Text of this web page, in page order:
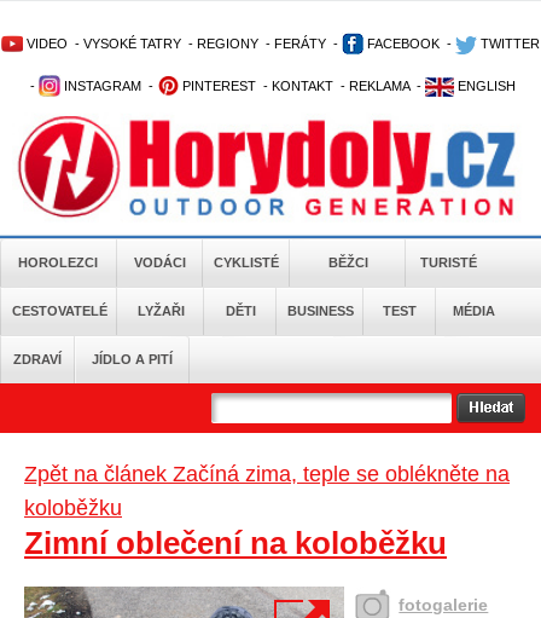
VIDEO - VYSOKÉ TATRY - REGIONY - FERÁTY - FACEBOOK - TWITTER
- INSTAGRAM - PINTEREST - KONTAKT - REKLAMA - ENGLISH
HOROLEZCI VODÁCI CYKLISTÉ BĚŽCI TURISTÉ
CESTOVATELÉ LYŽAŘI DĚTI BUSINESS TEST MÉDIA
ZDRAVÍ JÍDLO A PITÍ
Zpět na článek Začíná zima, teple se oblékněte na
koloběžku
Zimní oblečení na koloběžku
fotogalerie